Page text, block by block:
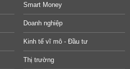
Smart Money
Doanh nghiệp
Kinh tế vĩ mô - Đầu tư
Thị trường